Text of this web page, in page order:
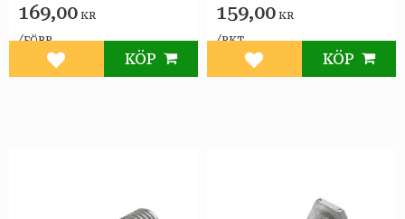
karmhylsor.
169,00 KR
/FÖRP
Lägg till i favoriter
KÖP
159,00 KR
/PKT
Lägg till i favoriter
KÖP